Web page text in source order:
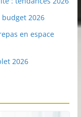
2026
en espace
2026